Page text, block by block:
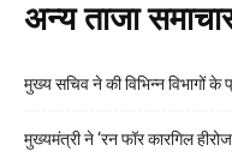
अन्य ताजा
मुख्य सचिव ने की विभिन्न विभागों के
मुख्यमंत्री ने ‘रन फॉर कारगिल